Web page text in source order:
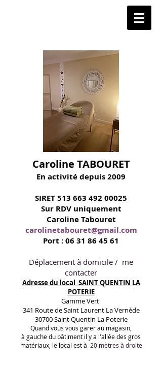
Caroline TABOURET
En activité depuis 2009
​SIRET513 663 492 00025
Sur RDV uniquement
Caroline Tabouret
carolinetabouret@gmail.com
Port :06 31 86 45 61
Déplacement à domicile / me
contacter
Adresse du local SAINT QUENTIN LA
POTERIE
Gamme Vert
341 Route de Saint Laurent La Vernède
30700 Saint Quentin La Poterie
Quand vous vous garer au magasin,
à gauche du bâtiment il y a l'allée des gros
matériaux, le local est à 20 mètres à droite